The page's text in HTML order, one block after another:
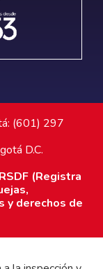
(601) 297
D.C.
(Registra
y derechos de